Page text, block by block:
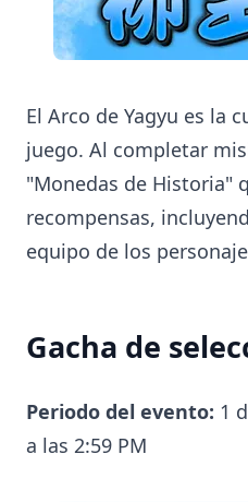
El Arco de Yagyu es la
juego. Al completar
"Monedas de Historia"
recompensas,
equipo de los
Gacha de
Periodo del evento: 1
a las 2:59 PM